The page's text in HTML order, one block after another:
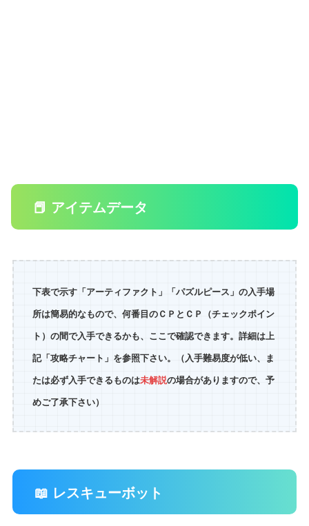
📕 アイテムデータ
下表で示す「アーティファクト」「パズルピース」の入手場
所は簡易的なもので、何番目のＣＰとＣＰ（チェックポイン
ト）の間で入手できるかも、ここで確認できます。詳細は上
記「攻略チャート」を参照下さい。（入手難易度が低い、ま
たは必ず入手できるものは未解説の場合がありますので、予
めご了承下さい）
📖 レスキューボット